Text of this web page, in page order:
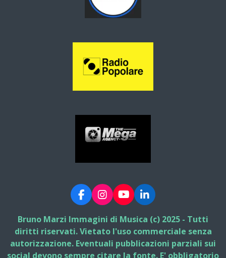
F
a
c
e
b
o
I
n
s
t
a
g
Y
o
u
T
u
b
L
i
n
k
e
d
Bruno Marzi Immagini di Musica (c) 2025 - Tutti
diritti riservati. Vietato l'uso commerciale senza
autorizzazione. Eventuali pubblicazioni parziali sui
social devono sempre citare la fonte. E' obbligatorio